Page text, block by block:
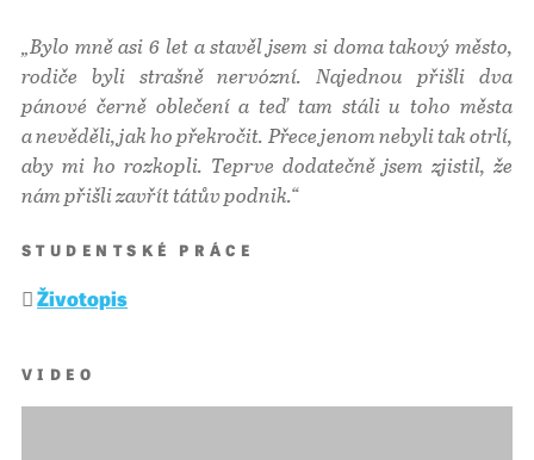
„Bylo mně asi 6 let a stavěl jsem si doma takový město,
rodiče byli strašně nervózní. Najednou přišli dva
pánové černě oblečení a teď tam stáli u toho města
a nevěděli, jak ho překročit. Přece jenom nebyli tak otrlí,
aby mi ho rozkopli. Teprve dodatečně jsem zjistil, že
nám přišli zavřít tátův podnik.“
STUDENTSKÉ PRÁCE
Životopis
VIDEO